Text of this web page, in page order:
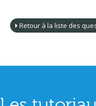
Retour à la liste des